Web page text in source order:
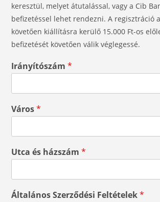
keresztül, melyet átutalással, vagy a Cib
befizetéssel lehet rendezni. A regisztráció
követően kiállításra kerülő 15.000 Ft-os
befizetését követően válik véglegessé.
Irányítószám*
Város*
Utca és házszám*
Általános Szerződési Feltételek*